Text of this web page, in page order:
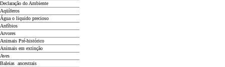
Declaração do Ambiente
Aqüíferos
Água o liquido precioso
Anfíbios
Arvores
Animais Pré-histórico
Animais em extinção
Aves
Baleias ancestrais